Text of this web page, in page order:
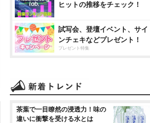
ヒットの推移をチェック！
試写会、登壇イベント、サイ
ンチェキなどプレゼント！
プレゼント特集
茶葉で一目瞭然の浸透力！味の
違いに衝撃を受ける水とは